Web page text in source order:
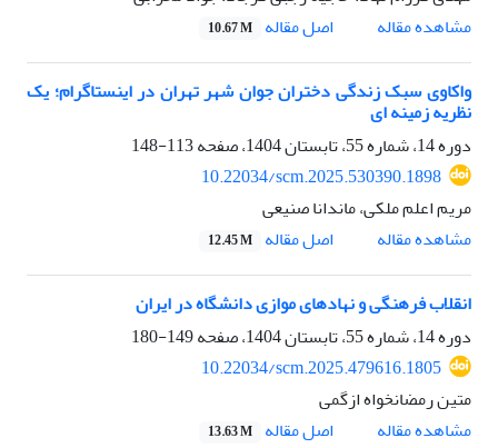
مشاهده مقاله
اصل مقاله 10.67 M
واکاوی سبک زندگی دختران جوان شهر تهران در اینستاگرام؛ یک
نظریه زمینه ای
دوره 14، شماره 55، تابستان 1404، صفحه
113-148
10.22034/scm.2025.530390.1898
مریم اعلم ملکی، ماندانا صنیعی
مشاهده مقاله
اصل مقاله 12.45 M
انقلاب فرهنگی و نهادهای موازی دانشگاه در ایران
دوره 14، شماره 55، تابستان 1404، صفحه
149-180
10.22034/scm.2025.479616.1805
متین رمضانخواه ازگمی
مشاهده مقاله
اصل مقاله 13.63 M